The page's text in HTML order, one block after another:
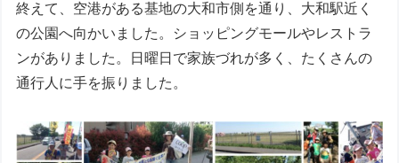
終えて、空港がある基地の大和市側を通り、大和駅近く
の公園へ向かいました。ショッピングモールやレストラ
ンがありました。日曜日で家族づれが多く、たくさんの
通行人に手を振りました。